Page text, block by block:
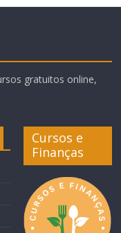
gratuitos online,
Cursos e
Finanças